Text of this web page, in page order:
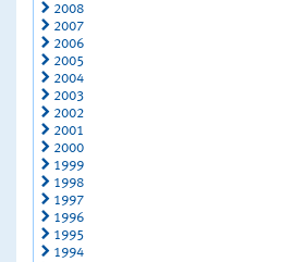
2008
2007
2006
2005
2004
2003
2002
2001
2000
1999
1998
1997
1996
1995
1994